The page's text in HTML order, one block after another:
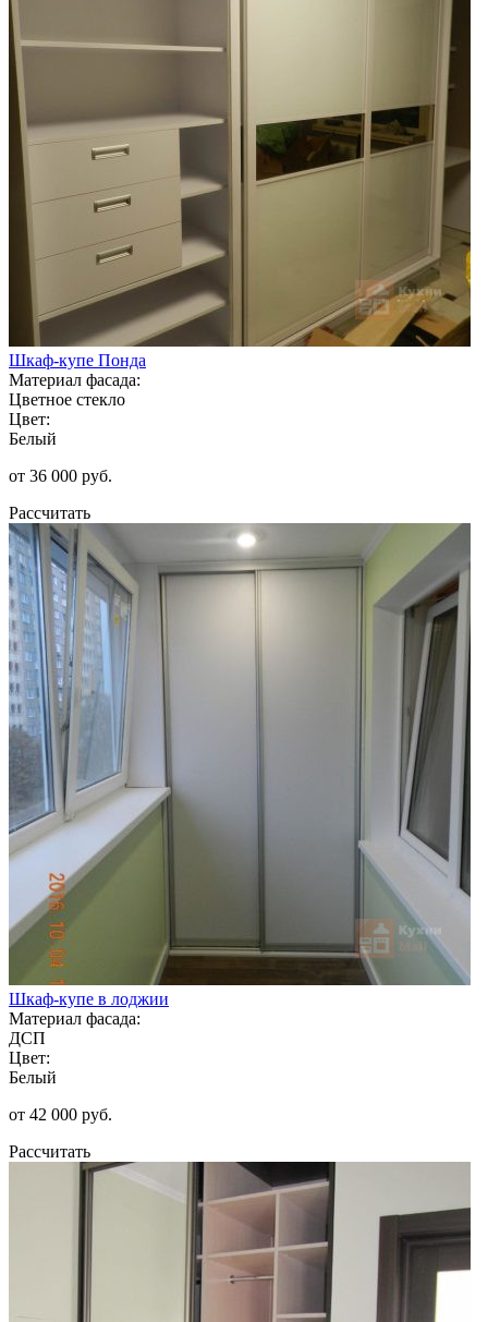
Шкаф-купе Понда
Материал фасада:
Цветное стекло
Цвет:
Белый
от 36 000 руб.
Рассчитать
Шкаф-купе в лоджии
Материал фасада:
ДСП
Цвет:
Белый
от 42 000 руб.
Рассчитать